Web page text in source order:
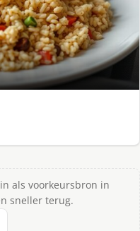
als voorkeursbron in
sneller terug.